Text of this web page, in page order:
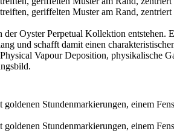
Oyster Perpetual Kollektion
und schafft damit einen
Vapour Deposition, physikalische